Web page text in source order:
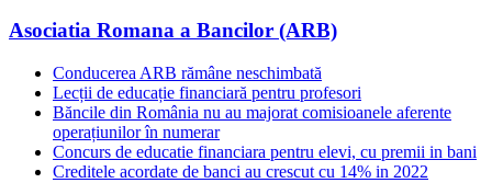
Asociatia Romana a Bancilor (ARB)
Conducerea ARB rămâne neschimbată
Lecții de educație financiară pentru profesori
Băncile din România nu au majorat comisioanele aferente
operațiunilor în numerar
Concurs de educatie financiara pentru elevi, cu premii in bani
Creditele acordate de banci au crescut cu 14% in 2022